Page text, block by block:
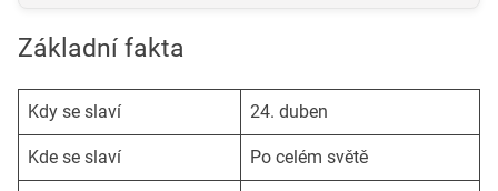
Základní fakta
Kdy se slaví 24. duben
Kde se slaví Po celém světě